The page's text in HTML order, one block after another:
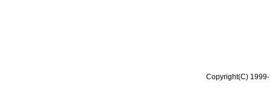
Copyright(C)